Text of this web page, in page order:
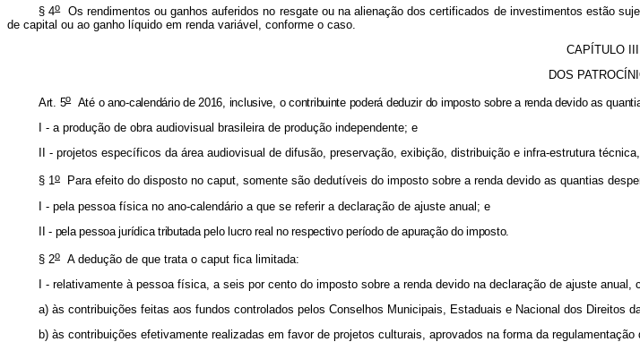
§ 4oOs rendimentos ou ganhos auferidos no resgate ou na alienação dos certificados de investimentos estão
de capital ou ao ganho líquido em renda variável, conforme o caso.
CAPÍTULO III
DOS
Art. 5oAté o ano-calendário de 2016, inclusive, o contribuinte poderá deduzir do imposto sobre a renda devido as
I - a produção de obra audiovisual brasileira de produção independente; e
II - projetos específicos da área audiovisual de difusão, preservação, exibição, distribuição e infra-estrutura
§ 1o
Para efeito do disposto no caput, somente são dedutíveis do imposto sobre a renda devido as quantias
I - pela pessoa física no ano-calendário a que se referir a declaração de ajuste anual; e
II - pela pessoa jurídica tributada pelo lucro real no respectivo período de apuração do imposto.
§ 2o
A dedução de que trata o caput fica limitada:
I - relativamente à pessoa física, a seis por cento do imposto sobre a renda devido na declaração de ajuste
a) às contribuições feitas aos fundos controlados pelos Conselhos Municipais, Estaduais e Nacional dos Direitos
b) às contribuições efetivamente realizadas em favor de projetos culturais, aprovados na forma da regulamentação